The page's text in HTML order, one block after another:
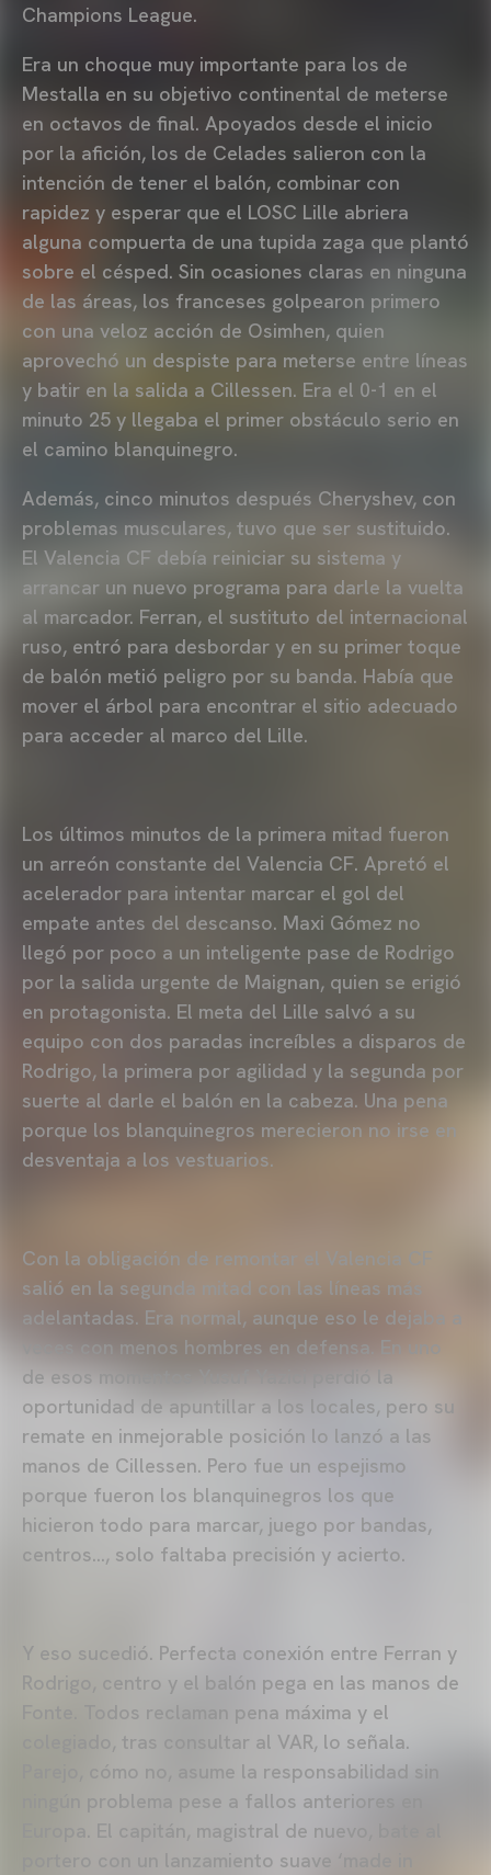
Champions League.
Era un choque muy importante para los de
Mestalla en su objetivo continental de meterse
en octavos de final. Apoyados desde el inicio
por la afición, los de Celades salieron con la
intención de tener el balón, combinar con
rapidez y esperar que el LOSC Lille abriera
alguna compuerta de una tupida zaga que plantó
sobre el césped. Sin ocasiones claras en ninguna
de las áreas, los franceses golpearon primero
con una veloz acción de Osimhen, quien
aprovechó un despiste para meterse entre líneas
y batir en la salida a Cillessen. Era el 0-1 en el
minuto 25 y llegaba el primer obstáculo serio en
el camino blanquinegro.
Además, cinco minutos después Cheryshev, con
problemas musculares, tuvo que ser sustituido.
El Valencia CF debía reiniciar su sistema y
arrancar un nuevo programa para darle la vuelta
al marcador. Ferran, el sustituto del internacional
ruso, entró para desbordar y en su primer toque
de balón metió peligro por su banda. Había que
mover el árbol para encontrar el sitio adecuado
para acceder al marco del Lille.
Los últimos minutos de la primera mitad fueron
un arreón constante del Valencia CF. Apretó el
acelerador para intentar marcar el gol del
empate antes del descanso. Maxi Gómez no
llegó por poco a un inteligente pase de Rodrigo
por la salida urgente de Maignan, quien se erigió
en protagonista. El meta del Lille salvó a su
equipo con dos paradas increíbles a disparos de
Rodrigo, la primera por agilidad y la segunda por
suerte al darle el balón en la cabeza. Una pena
porque los blanquinegros merecieron no irse en
desventaja a los vestuarios.
Con la obligación de remontar el Valencia CF
salió en la segunda mitad con las líneas más
adelantadas. Era normal, aunque eso le dejaba a
veces con menos hombres en defensa. En uno
de esos momentos Yusuf Yazici perdió la
oportunidad de apuntillar a los locales, pero su
remate en inmejorable posición lo lanzó a las
manos de Cillessen. Pero fue un espejismo
porque fueron los blanquinegros los que
hicieron todo para marcar, juego por bandas,
centros…, solo faltaba precisión y acierto.
Y eso sucedió. Perfecta conexión entre Ferran y
Rodrigo, centro y el balón pega en las manos de
Fonte. Todos reclaman pena máxima y el
colegiado, tras consultar al VAR, lo señala.
Parejo, cómo no, asume la responsabilidad sin
ningún problema pese a fallos anteriores en
Europa. El capitán, magistral de nuevo, bate al
portero con un lanzamiento suave ‘made in